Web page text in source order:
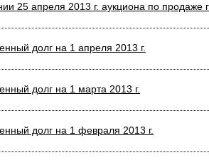
25 апреля 2013 г. аукциона по продаже
долг на 1 апреля 2013 г.
долг на 1 марта 2013 г.
долг на 1 февраля 2013 г.